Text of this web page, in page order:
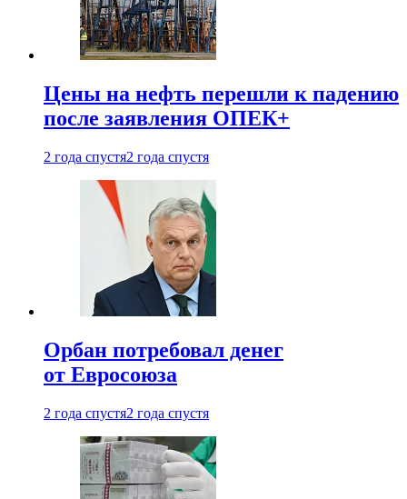
Цены на нефть перешли к падению
после заявления ОПЕК+
2 года спустя2 года спустя
Орбан потребовал денег
от Евросоюза
2 года спустя2 года спустя